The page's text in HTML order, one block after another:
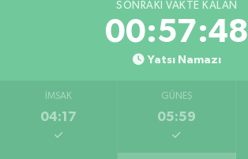
SONRAKI VAKTE KALAN
00:57:48
Yatsı Namazı
İMSAK
04:17
GÜNEŞ
05:59